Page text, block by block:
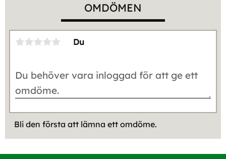
OMDÖMEN
Du
Bli den första att lämna ett omdöme.